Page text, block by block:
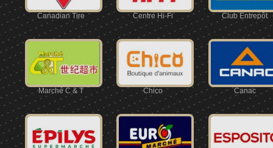
Canadian Tire Centre Hi-Fi Club Entrepôt
Marché C & T Chico Canac